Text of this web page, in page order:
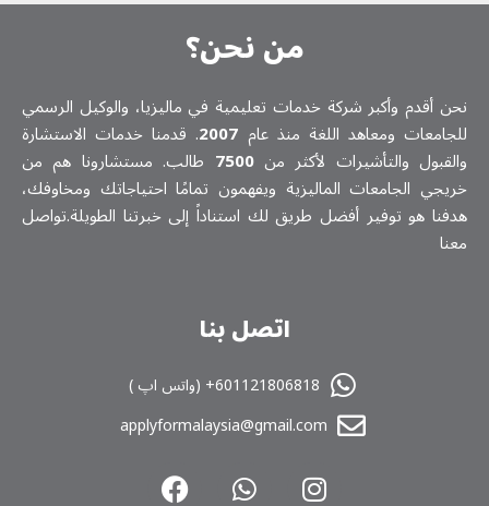
من نحن؟
نحن أقدم وأكبر شركة خدمات تعلیمیة في ماليزيا، والوكيل الرسمي
للجامعات ومعاهد اللغة منذ عام 2007. قدمنا خدمات الاستشارة
والقبول والتأشيرات لأكثر من7500 طالب. مستشارونا هم من
خريجي الجامعات الماليزية ويفهمون تمامًا احتياجاتك ومخاوفك،
هدفنا هو توفير أفضل طريق لك استناداً إلى خبرتنا الطويلة.تواصل
معنا
اتصل بنا
601121806818+ (واتس اپ )
applyformalaysia@gmail.com